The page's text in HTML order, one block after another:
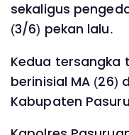
sekaligus
(3/6) pekan lalu.
Kedua tersangka
berinisial MA (26)
Kabupaten